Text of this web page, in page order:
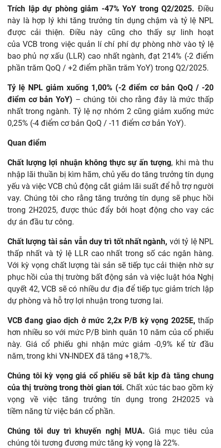
Trích lập dự phòng giảm -47% YoY trong Q2/2025. Điều
này là hợp lý khi tăng trưởng tín dụng chậm và tỷ lệ NPL
được cải thiện. Điều này cũng cho thấy sự linh hoạt
củaVCB trong việc quản lí chí phí dự phòng nhờvào tỷ lệ
bao phủ nợ xấu (LLR) cao nhất ngành, đạt 214% (-2 điểm
phần trăm QoQ / +2 điểm phần trăm YoY) trong Q2/2025.
Tỷ lệ NPL giảm xuống 1,00% (-2 điểm cơ bản QoQ / -20
điểm cơ bản YoY) – chúng tôi cho rằng đây là mức thấp
nhất trong ngành. Tỷ lệ nợ nhóm 2 cũng giảm xuống mức
0,25% (-4 điểm cơ bản QoQ / -11 điểm cơ bản YoY).
Quan điểm
Chất lượng lợi nhuận không thựcsự ấn tượng, khi mà thu
nhập lãi thuần bị kìm hãm, chủ yếu do tăng trưởng tín dụng
yếu và việc VCB chủ động cắt giảm lãi suất để hỗ trợ người
vay. Chúng tôi cho rằngtăng trưởng tín dụng sẽ phục hồi
trong 2H2025, được thúc đẩy bởi hoạt động cho vay các
dự án đầu tư công.
Chất lượng tài sản vẫn duy trì tốt nhất ngành, với tỷ lệ NPL
thấp nhất và tỷ lệ LLR cao nhất trong số các ngân hàng.
Với kỳ vọng chất lượng tài sản sẽ tiếp tục cải thiện nhờ sự
phục hồi của thị trường bất động sản và việc luật hóa Nghị
quyết 42, VCB sẽ có nhiều dư địa để tiếp tục giảm trích lập
dự phòng và hỗ trợ lợi nhuận trong tương lai.
VCB đang giao dịch ở mức 2,2x P/B kỳ vọng 2025E, thấp
hơn nhiều so với mức P/B bình quân 10 năm của cổ phiếu
này. Giá cổ phiếu ghi nhận mứcgiảm -0,9% kểtừ đầu
năm, trong khi VN-INDEX đã tăng +18,7%.
Chúng tôi kỳ vọng giá cổ phiếu sẽ bắt kịp đà tăng chung
của thị trường trong thời gian tới. Chất xúc tác bao gồm kỳ
vọng về việc tăng trưởng tín dụng trong 2H2025 và
tiềm năng từ việc bán cổ phần.
Chúng tôi duy trì khuyến nghị MUA. Giá mục tiêu của
chúng tôi tương đương mức tăng kỳ vọng là 22%.